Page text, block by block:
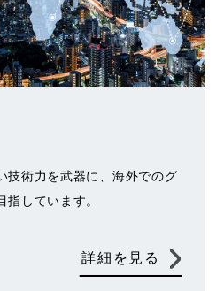
技術力を武器に、海外でのグ
指しています。
詳細を見る